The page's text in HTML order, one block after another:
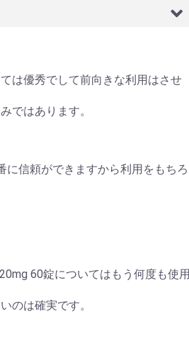
は優秀でして前向きな利用はさせ
ではあります。
信頼ができますから利用をもちろ
60錠についてはもう何度も使用
のは確実です。